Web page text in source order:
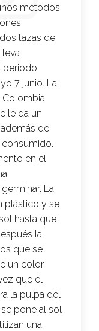
métodos
tazas de
periodo
7 junio. La
Colombia
le da un
de
en el
La
plástico y se
hasta que
la
que se
un color
que el
la pulpa del
pone al sol
una